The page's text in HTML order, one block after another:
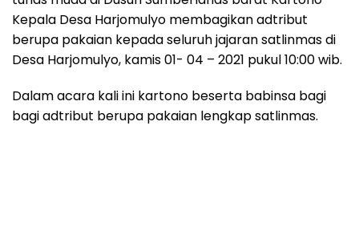
Kepala Desa Harjomulyo membagikan adtribut
berupa pakaian kepada seluruh jajaran satlinmas di
Desa Harjomulyo, kamis 01- 04 – 2021 pukul 10:00 wib.
Dalam acara kali ini kartono beserta babinsa bagi
bagi adtribut berupa pakaian lengkap satlinmas.